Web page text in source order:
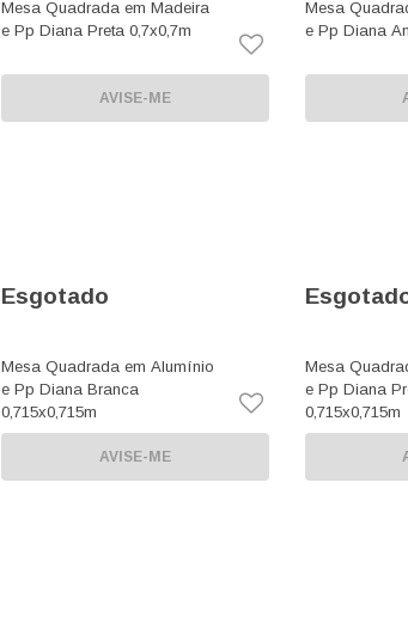
Mesa Quadrada em Madeira
e Pp Diana Preta 0,7x0,7m
AVISE-ME
Mesa
e Pp Diana
Esgotado
Mesa Quadrada em Alumínio
e Pp Diana Branca
0,715x0,715m
AVISE-ME
Mesa
e Pp Diana
0,715x0,715m